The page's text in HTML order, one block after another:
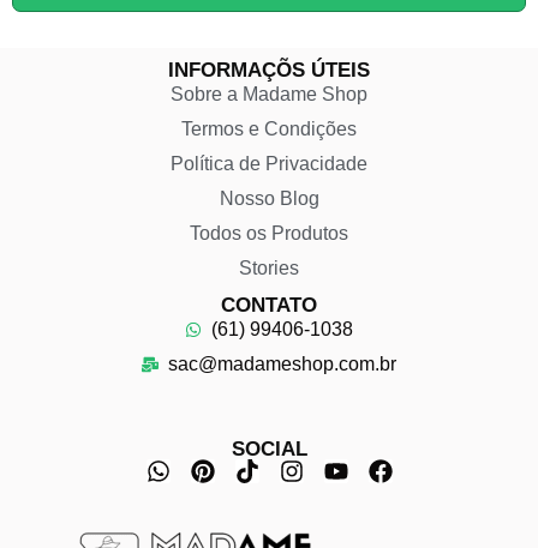
INFORMAÇÕS ÚTEIS
Sobre a Madame Shop
Termos e Condições
Política de Privacidade
Nosso Blog
Todos os Produtos
Stories
CONTATO
(61) 99406-1038
sac@madameshop.com.br
SOCIAL